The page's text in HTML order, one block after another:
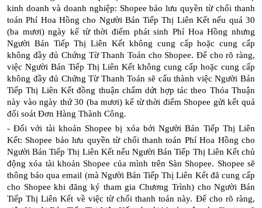
kinh doanh và doanh nghiệp: Shopee bảo lưu quyền từ chối thanh
toán Phí Hoa Hồng cho Người Bán Tiếp Thị Liên Kết nếu quá 30
(ba mươi) ngày kể từ thời điểm phát sinh Phí Hoa Hồng nhưng
Người Bán Tiếp Thị Liên Kết không cung cấp hoặc cung cấp
không đầy đủ Chứng Từ Thanh Toán cho Shopee. Để cho rõ ràng,
việc Người Bán Tiếp Thị Liên Kết không cung cấp hoặc cung cấp
không đầy đủ Chứng Từ Thanh Toán sẽ cấu thành việc Người Bán
Tiếp Thị Liên Kết đồng thuận chấm dứt hợp tác theo Thỏa Thuận
này vào ngày thứ 30 (ba mươi) kể từ thời điểm Shopee gửi kết quả
đối soát Đơn Hàng Thành Công.
- Đối với tài khoản Shopee bị xóa bởi Người Bán Tiếp Thị Liên
Kết: Shopee bảo lưu quyền từ chối thanh toán Phí Hoa Hồng cho
Người Bán Tiếp Thị Liên Kết nếu Người Bán Tiếp Thị Liên Kết chủ
động xóa tài khoản Shopee của mình trên Sàn Shopee. Shopee sẽ
thông báo qua email (mà Người Bán Tiếp Thị Liên Kết đã cung cấp
cho Shopee khi đăng ký tham gia Chương Trình) cho Người Bán
Tiếp Thị Liên Kết về việc từ chối thanh toán này. Để cho rõ ràng,